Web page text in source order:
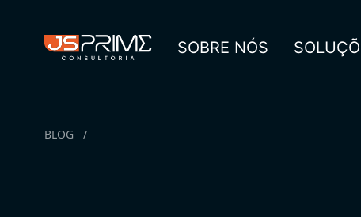
SOBRE NÓS
BLOG /